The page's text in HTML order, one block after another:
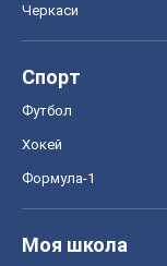
Черкаси
Спорт
Футбол
Хокей
Формула-1
Моя школа